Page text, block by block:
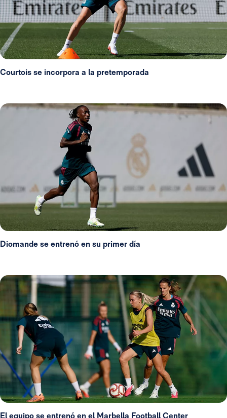
Courtois se incorpora a la pretemporada
Diomande se entrenó en su primer día
El equipo se entrenó en el Marbella Football Center